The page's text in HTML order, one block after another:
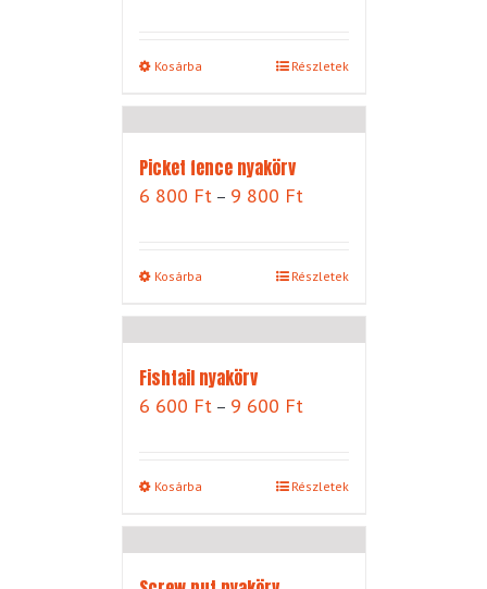
-
Kosárba Részletek
Picket fence nyakörv
6 800 Ft – 9 800 FtÁrtartomány:
-
Kosárba Részletek
Fishtail nyakörv
6 600 Ft – 9 600 FtÁrtartomány:
-
Kosárba Részletek